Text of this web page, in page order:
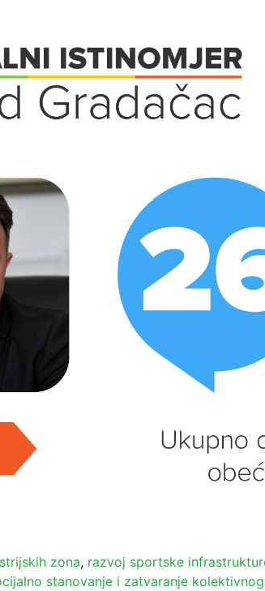
zona, razvoj sportske
stanovanje i zatvaranje